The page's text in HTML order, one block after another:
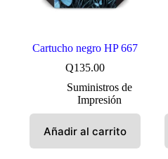
Cartucho negro HP 667
Q135.00
Suministros de
Impresión
Añadir al carrito